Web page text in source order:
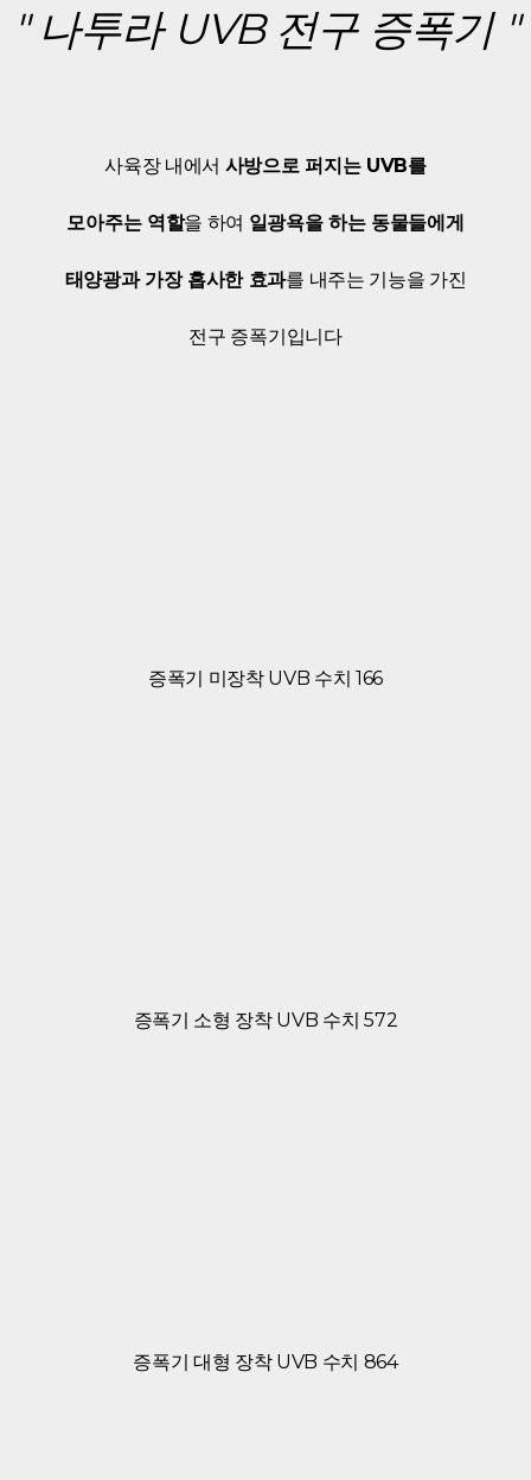
" 나투라 UVB 전구 증폭기 "
사육장 내에서 사방으로 퍼지는 UVB를
모아주는 역할을 하여 일광욕을 하는 동물들에게
태양광과 가장 흡사한 효과를 내주는 기능을 가진
전구 증폭기입니다
증폭기 미장착 UVB 수치 166
증폭기 소형 장착 UVB 수치 572
증폭기 대형 장착 UVB 수치 864